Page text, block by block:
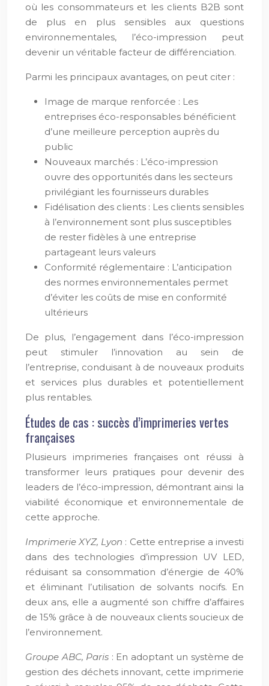
où les consommateurs et les clients B2B sont
de plus en plus sensibles aux questions
environnementales, l’éco-impression peut
devenir un véritable facteur de différenciation.
Parmi les principaux avantages, on peut citer :
Image de marque renforcée : Les
entreprises éco-responsables bénéficient
d’une meilleure perception auprès du
public
Nouveaux marchés : L’éco-impression
ouvre des opportunités dans les secteurs
privilégiant les fournisseurs durables
Fidélisation des clients : Les clients sensibles
à l’environnement sont plus susceptibles
de rester fidèles à une entreprise
partageant leurs valeurs
Conformité réglementaire : L’anticipation
des normes environnementales permet
d’éviter les coûts de mise en conformité
ultérieurs
De plus, l’engagement dans l’éco-impression
peut stimuler l’innovation au sein de
l’entreprise, conduisant à de nouveaux produits
et services plus durables et potentiellement
plus rentables.
Études de cas : succès d’imprimeries vertes
françaises
Plusieurs imprimeries françaises ont réussi à
transformer leurs pratiques pour devenir des
leaders de l’éco-impression, démontrant ainsi la
viabilité économique et environnementale de
cette approche.
Imprimerie XYZ, Lyon : Cette entreprise a investi
dans des technologies d’impression UV LED,
réduisant sa consommation d’énergie de 40%
et éliminant l’utilisation de solvants nocifs. En
deux ans, elle a augmenté son chiffre d’affaires
de 15% grâce à de nouveaux clients soucieux de
l’environnement.
Groupe ABC, Paris : En adoptant un système de
gestion des déchets innovant, cette imprimerie